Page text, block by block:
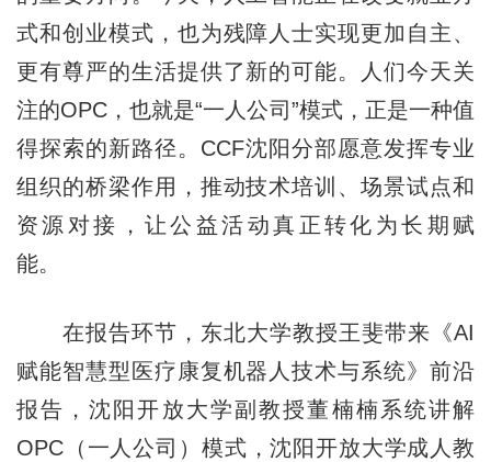
式和创业模式，也为残障人士实现更加自主、
更有尊严的生活提供了新的可能。人们今天关
注的OPC，也就是“一人公司”模式，正是一种值
得探索的新路径。CCF沈阳分部愿意发挥专业
组织的桥梁作用，推动技术培训、场景试点和
资源对接，让公益活动真正转化为长期赋
能。
在报告环节，东北大学教授王斐带来《AI
赋能智慧型医疗康复机器人技术与系统》前沿
报告，沈阳开放大学副教授董楠楠系统讲解
OPC（一人公司）模式，沈阳开放大学成人教